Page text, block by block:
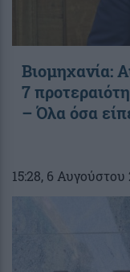
Βιομηχανία:
7
– Όλα όσα
15:28, 6 Αυγούστου